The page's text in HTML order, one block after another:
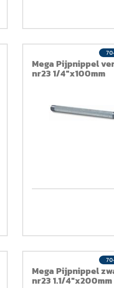
Mega Pijpnippel
nr23 1/4"x100mm
Mega Pijpnippel
nr23 1.1/4"x200mm